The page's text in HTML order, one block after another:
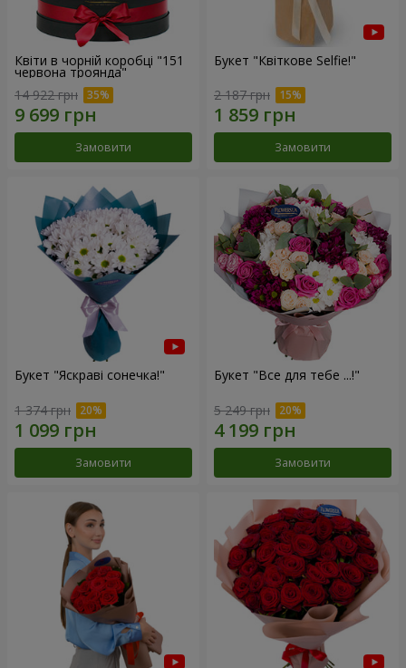
Квіти в чорній коробці "151
червона троянда"
14 922 грн
Замовити
Букет "Квіткове Selfie!"
2 187 грн
Замовити
Букет "Яскраві сонечка!"
1 374 грн
Замовити
Букет "Все для тебе ...!"
5 249 грн
Замовити